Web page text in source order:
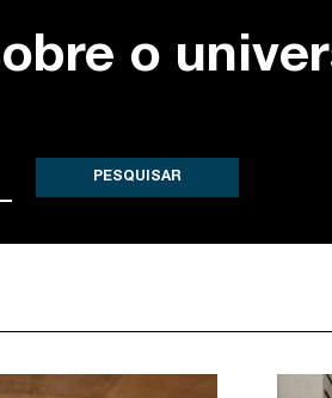
o
PESQUISAR